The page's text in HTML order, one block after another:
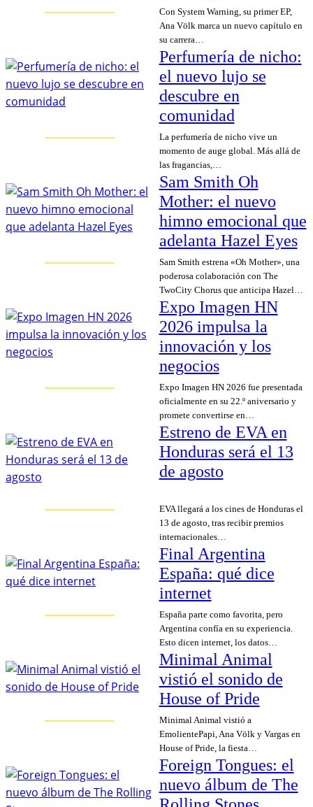
Con System Warning, su primer EP,
Ana Völk marca un nuevo capítulo en
su carrera…
Perfumería de nicho:
el nuevo lujo se
descubre en
comunidad
La perfumería de nicho vive un
momento de auge global. Más allá de
las fragancias,…
Sam Smith Oh
Mother: el nuevo
himno emocional que
adelanta Hazel Eyes
Sam Smith estrena «Oh Mother», una
poderosa colaboración con The
TwoCity Chorus que anticipa Hazel…
Expo Imagen HN
2026 impulsa la
innovación y los
negocios
Expo Imagen HN 2026 fue presentada
oficialmente en su 22.º aniversario y
promete convertirse en…
Estreno de EVA en
Honduras será el 13
de agosto
EVA llegará a los cines de Honduras el
13 de agosto, tras recibir premios
internacionales…
Final Argentina
España: qué dice
internet
España parte como favorita, pero
Argentina confía en su experiencia.
Esto dicen internet, los datos…
Minimal Animal
vistió el sonido de
House of Pride
Minimal Animal vistió a
EmolientePapi, Ana Völk y Vargas en
House of Pride, la fiesta…
Foreign Tongues: el
nuevo álbum de The